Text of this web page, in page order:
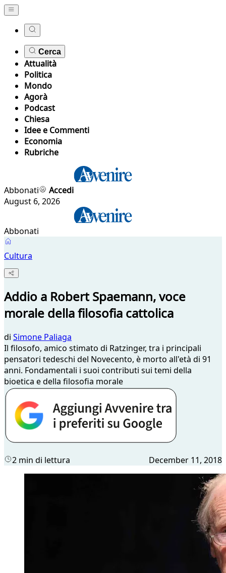
Cerca
Attualità
Politica
Mondo
Agorà
Podcast
Chiesa
Idee e Commenti
Economia
Rubriche
Abbonati
Accedi
August 6, 2026
Abbonati
Cultura
Addio a Robert Spaemann, voce
morale della filosofia cattolica
di Simone Paliaga
Il filosofo, amico stimato di Ratzinger, tra i principali
pensatori tedeschi del Novecento, è morto all'età di 91
anni. Fondamentali i suoi contributi sui temi della
bioetica e della filosofia morale
2 min di lettura December 11, 2018